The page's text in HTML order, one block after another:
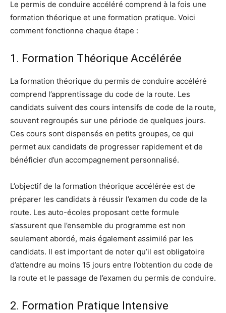
Le permis de conduire accéléré comprend à la fois une
formation théorique et une formation pratique. Voici
comment fonctionne chaque étape :
1. Formation Théorique Accélérée
La formation théorique du permis de conduire accéléré
comprend l’apprentissage du code de la route. Les
candidats suivent des cours intensifs de code de la route,
souvent regroupés sur une période de quelques jours.
Ces cours sont dispensés en petits groupes, ce qui
permet aux candidats de progresser rapidement et de
bénéficier d’un accompagnement personnalisé.
L’objectif de la formation théorique accélérée est de
préparer les candidats à réussir l’examen du code de la
route. Les auto-écoles proposant cette formule
s’assurent que l’ensemble du programme est non
seulement abordé, mais également assimilé par les
candidats. Il est important de noter qu’il est obligatoire
d’attendre au moins 15 jours entre l’obtention du code de
la route et le passage de l’examen du permis de conduire.
2. Formation Pratique Intensive